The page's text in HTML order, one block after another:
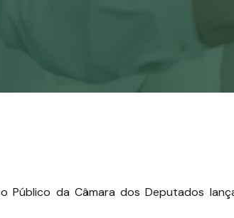
Público da Câmara dos Deputados